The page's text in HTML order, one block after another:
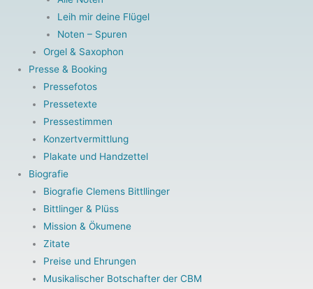
Leih mir deine Flügel
Noten – Spuren
Orgel & Saxophon
Presse & Booking
Pressefotos
Pressetexte
Pressestimmen
Konzertvermittlung
Plakate und Handzettel
Biografie
Biografie Clemens Bittllinger
Bittlinger & Plüss
Mission & Ökumene
Zitate
Preise und Ehrungen
Musikalischer Botschafter der CBM